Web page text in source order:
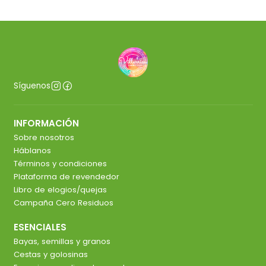
Síguenos
INFORMACIÓN
Sobre nosotros
Háblanos
Términos y condiciones
Plataforma de revendedor
Libro de elogios/quejas
Campaña Cero Residuos
ESENCIALES
Bayas, semillas y granos
Cestas y golosinas